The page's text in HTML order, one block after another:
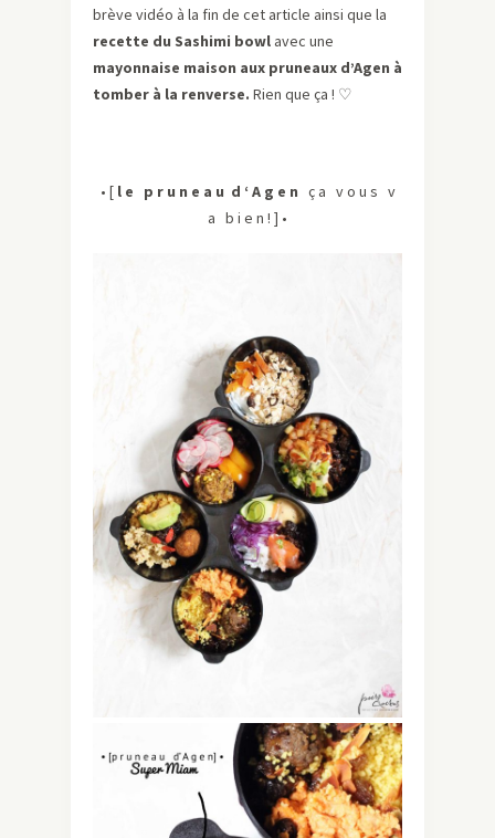
brève vidéo à la fin de cet article ainsi que la
recette du Sashimi bowl avec une
mayonnaise maison aux pruneaux d’Agen à
tomber à la renverse. Rien que ça ! ♡
• [ l e p r u n e a u d ‘ A g e n ç a v o u s v
a b i e n ! ] •